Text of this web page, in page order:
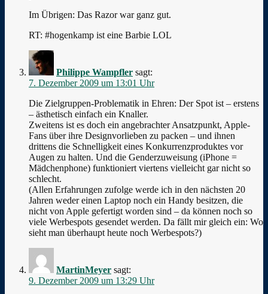
Im Übrigen: Das Razor war ganz gut.
RT: #hogenkamp ist eine Barbie LOL
Philippe Wampfler sagt:
7. Dezember 2009 um 13:01 Uhr
Die Zielgruppen-Problematik in Ehren: Der Spot ist – erstens
– ästhetisch einfach ein Knaller.
Zweitens ist es doch ein angebrachter Ansatzpunkt, Apple-
Fans über ihre Designvorlieben zu packen – und ihnen
drittens die Schnelligkeit eines Konkurrenzproduktes vor
Augen zu halten. Und die Genderzuweisung (iPhone =
Mädchenphone) funktioniert viertens vielleicht gar nicht so
schlecht.
(Allen Erfahrungen zufolge werde ich in den nächsten 20
Jahren weder einen Laptop noch ein Handy besitzen, die
nicht von Apple gefertigt worden sind – da können noch so
viele Werbespots gesendet werden. Da fällt mir gleich ein: Wo
sieht man überhaupt heute noch Werbespots?)
MartinMeyer sagt:
9. Dezember 2009 um 13:29 Uhr